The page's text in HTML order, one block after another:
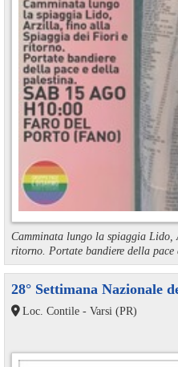
Camminata lungo la spiaggia
ritorno. Portate bandiere della pace
28° Settimana Nazionale
Loc. Contile - Varsi (PR)